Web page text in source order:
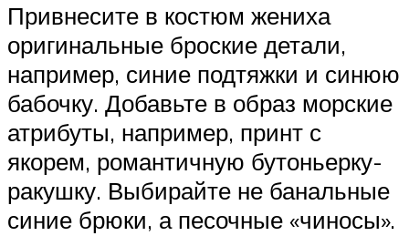
Привнесите в костюм жениха
оригинальные броские детали,
например, синие подтяжки и синюю
бабочку. Добавьте в образ морские
атрибуты, например, принт с
якорем, романтичную бутоньерку-
ракушку. Выбирайте не банальные
синие брюки, а песочные «чиносы».